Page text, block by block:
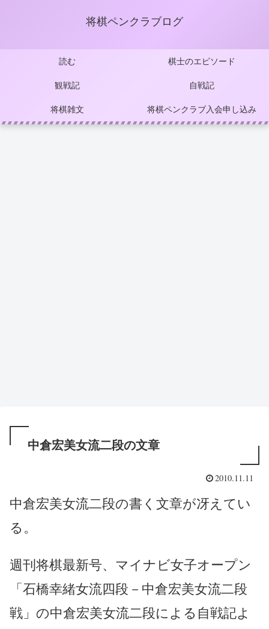
将棋ペンクラブログ
読む 棋士のエピソード
観戦記 自戦記
将棋雑文 将棋ペンクラブ入会申し込み
中倉宏美女流二段の文章
2010.11.11
中倉宏美女流二段の書く文章が冴えてい
る。
週刊将棋最新号、マイナビ女子オープン
「石橋幸緒女流四段－中倉宏美女流二段
戦」の中倉宏美女流二段による自戦記よ